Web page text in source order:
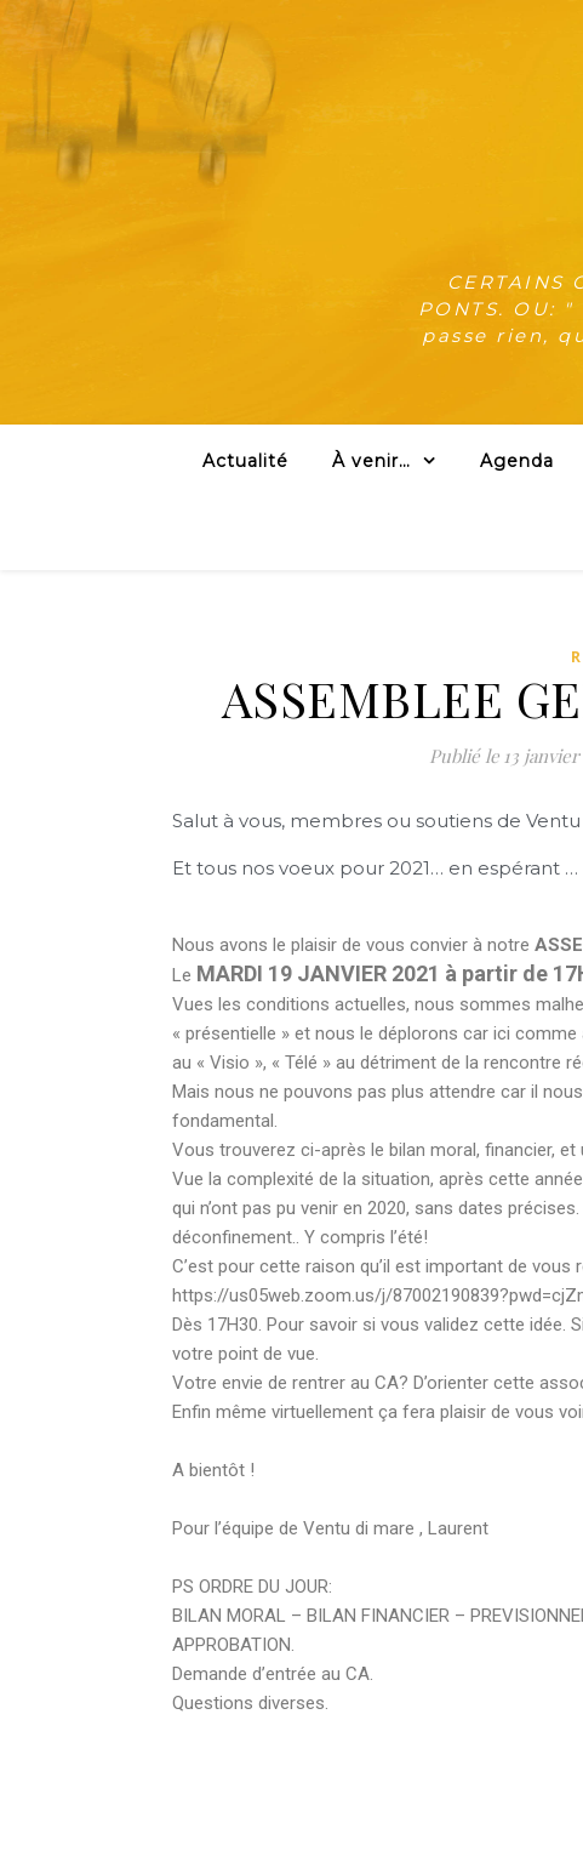
CERTAINS
PONTS. OU:
passe rien,
Actualité À venir… Agenda
ASSEMBLEE
13 janvier
Salut à vous, membres ou soutiens de
Et tous nos voeux pour 2021… en espérant
Nous avons le plaisir de vous convier à notre
Le MARDI 19 JANVIER 2021 à partir de
Vues les conditions actuelles, nous sommes
« présentielle » et nous le déplorons car ici
au « Visio », « Télé » au détriment de la rencontre
Mais nous ne pouvons pas plus attendre car il
fondamental.
Vous trouverez ci-après le bilan moral, financier, et
Vue la complexité de la situation, après cette
qui n’ont pas pu venir en 2020, sans dates
déconfinement.. Y compris l’été!
C’est pour cette raison qu’il est important de vous
https://us05web.zoom.us/j/
Dès 17H30. Pour savoir si vous validez cette idée.
votre point de vue.
Votre envie de rentrer au CA? D’orienter cette
Enfin même virtuellement ça fera plaisir de vous
A bientôt !
Pour l’équipe de Ventu di mare , Laurent
PS ORDRE DU JOUR:
BILAN MORAL – BILAN FINANCIER –
APPROBATION.
Demande d’entrée au CA.
Questions diverses.